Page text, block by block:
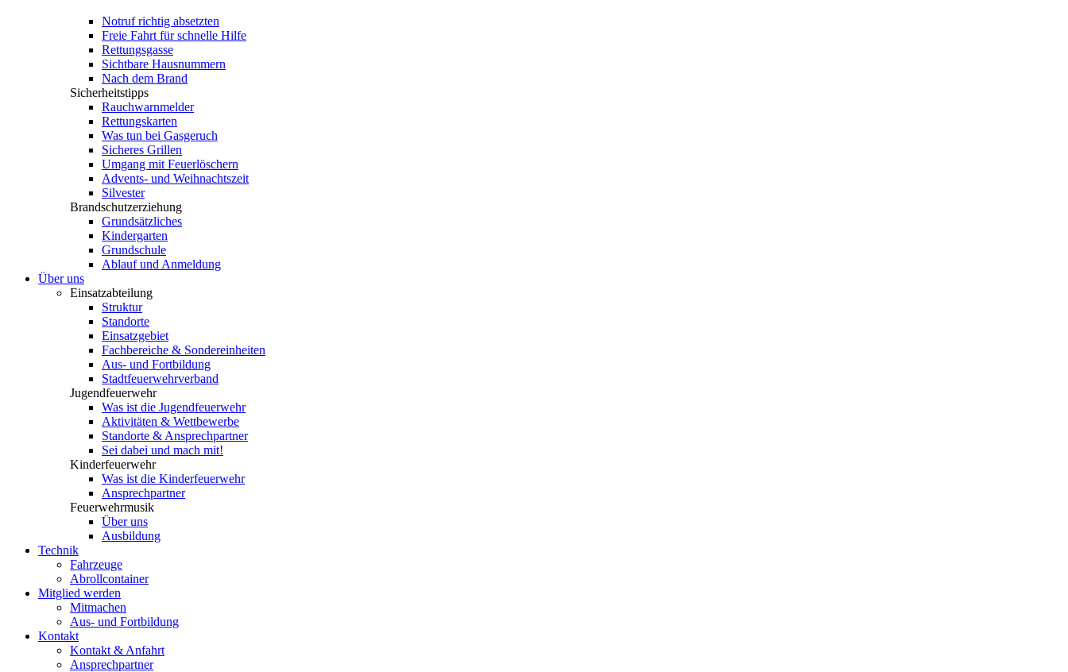
Notruf richtig absetzten
Freie Fahrt für schnelle Hilfe
Rettungsgasse
Sichtbare Hausnummern
Nach dem Brand
Sicherheitstipps
Rauchwarnmelder
Rettungskarten
Was tun bei Gasgeruch
Sicheres Grillen
Umgang mit Feuerlöschern
Advents- und Weihnachtszeit
Silvester
Brandschutzerziehung
Grundsätzliches
Kindergarten
Grundschule
Ablauf und Anmeldung
Über uns
Einsatzabteilung
Struktur
Standorte
Einsatzgebiet
Fachbereiche & Sondereinheiten
Aus- und Fortbildung
Stadtfeuerwehrverband
Jugendfeuerwehr
Was ist die Jugendfeuerwehr
Aktivitäten & Wettbewerbe
Standorte & Ansprechpartner
Sei dabei und mach mit!
Kinderfeuerwehr
Was ist die Kinderfeuerwehr
Ansprechpartner
Feuerwehrmusik
Über uns
Ausbildung
Technik
Fahrzeuge
Abrollcontainer
Mitglied werden
Mitmachen
Aus- und Fortbildung
Kontakt
Kontakt & Anfahrt
Ansprechpartner